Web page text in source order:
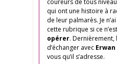
coureurs de tous
qui ont une histoire à
de leur palmarès. Je
cette rubrique si ce
opérer. Dernièrement,
d’échanger avec Erwan
vous qu’il s’adresse.